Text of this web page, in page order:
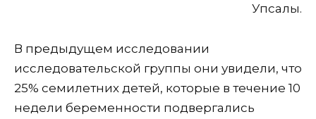
Упсалы.
В предыдущем исследовании
исследовательской группы они увидели, что
25% семилетних детей, которые в течение 10
недели беременности подвергались